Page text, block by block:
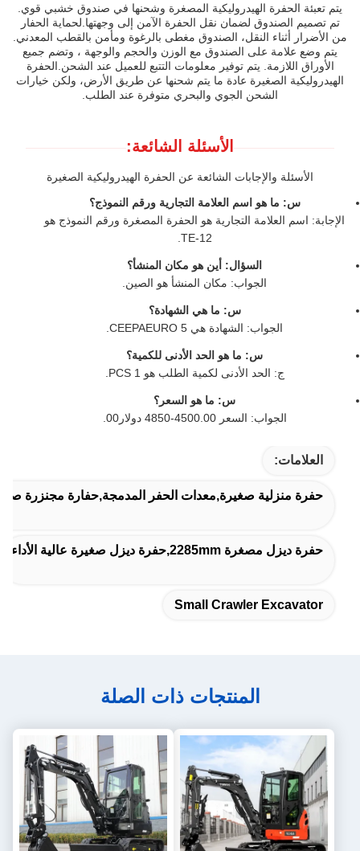
يتم تعبئة الحفرة الهيدروليكية المصغرة وشحنها في صندوق خشبي قوي.
تم تصميم الصندوق لضمان نقل الحفرة الآمن إلى وجهتها.لحماية الحفار
من الأضرار أثناء النقل، الصندوق مغطى بالرغوة ومأمن بالقطب المعدني.
يتم وضع علامة على الصندوق مع الوزن والحجم والوجهة ، وتضم جميع
الأوراق اللازمة. يتم توفير معلومات التتبع للعميل عند الشحن.الحفرة
الهيدروليكية الصغيرة عادة ما يتم شحنها عن طريق الأرض، ولكن خيارات
الشحن الجوي والبحري متوفرة عند الطلب.
الأسئلة الشائعة:
الأسئلة والإجابات الشائعة عن الحفرة الهيدروليكية الصغيرة
س: ما هو اسم العلامة التجارية ورقم النموذج؟
الإجابة: اسم العلامة التجارية هو الحفرة المصغرة ورقم النموذج هو
TE-12.
السؤال: أين هو مكان المنشأ؟
الجواب: مكان المنشأ هو الصين.
س: ما هي الشهادة؟
الجواب: الشهادة هي CEEPAEURO 5.
س: ما هو الحد الأدنى للكمية؟
ج: الحد الأدنى لكمية الطلب هو 1 PCS.
س: ما هو السعر؟
الجواب: السعر 4500.00-4850 دولار00.
العلامات:
حفرة منزلية صغيرة,معدات الحفر المدمجة,حفارة مجنزرة
حفرة ديزل مصغرة 2285mm,حفرة ديزل صغيرة عالية الأداء
Small Crawler Excavator
المنتجات ذات الصلة